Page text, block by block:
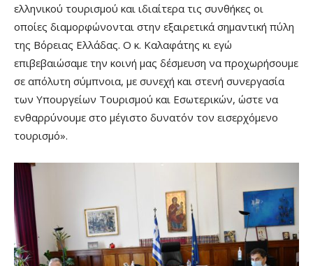
ελληνικού τουρισμού και ιδιαίτερα τις συνθήκες οι
οποίες διαμορφώνονται στην εξαιρετικά σημαντική πύλη
της Βόρειας Ελλάδας. Ο κ. Καλαφάτης κι εγώ
επιβεβαιώσαμε την κοινή μας δέσμευση να προχωρήσουμε
σε απόλυτη σύμπνοια, με συνεχή και στενή συνεργασία
των Υπουργείων Τουρισμού και Εσωτερικών, ώστε να
ενθαρρύνουμε στο μέγιστο δυνατόν τον εισερχόμενο
τουρισμό».